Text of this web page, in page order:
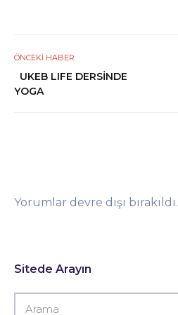
ÖNCEKI HABER
UKEB LIFE DERSİNDE
YOGA
Yorumlar devre dışı bırakıldı.
Sitede Arayın